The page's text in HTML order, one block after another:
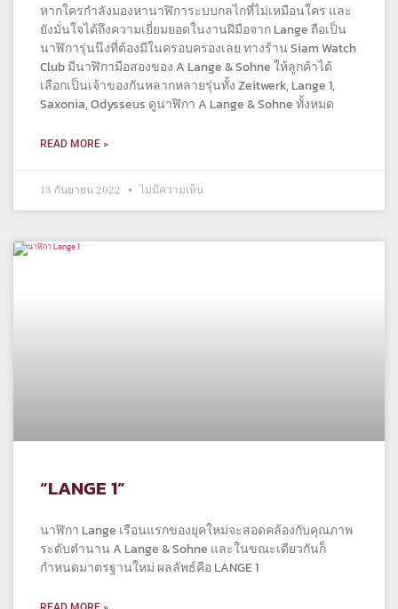
หากใครกำลังมองหานาฬิการะบบกลไกที่ไม่เหมือนใคร และ
ยังมั่นใจได้ถึงความเยี่ยมยอดในงานฝีมือจาก Lange ถือเป็น
นาฬิการุ่นนึงที่ต้องมีในครอบครองเลย ทางร้าน Siam Watch
Club มีนาฬิกามือสองของ A Lange & Sohne ให้ลูกค้าได้
เลือกเป็นเจ้าของกันหลากหลายรุ่นทั้ง Zeitwerk, Lange 1,
Saxonia, Odysseus ดูนาฬิกา A Lange & Sohne ทั้งหมด
READ MORE »
13 กันยายน 2022 ไม่มีความเห็น
“LANGE 1”
นาฬิกา Lange เรือนแรกของยุคใหม่จะสอดคล้องกับคุณภาพ
ระดับตำนาน A Lange & Sohne และในขณะเดียวกันก็
กำหนดมาตรฐานใหม่ ผลลัพธ์คือ LANGE 1